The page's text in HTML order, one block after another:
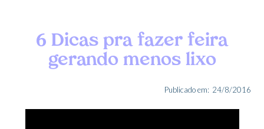
6 Dicas pra fazer feira
gerando menos lixo
Publicado em: 24/8/2016